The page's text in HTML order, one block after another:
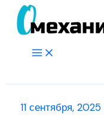
Перейти
Main
11 сентября, 2025